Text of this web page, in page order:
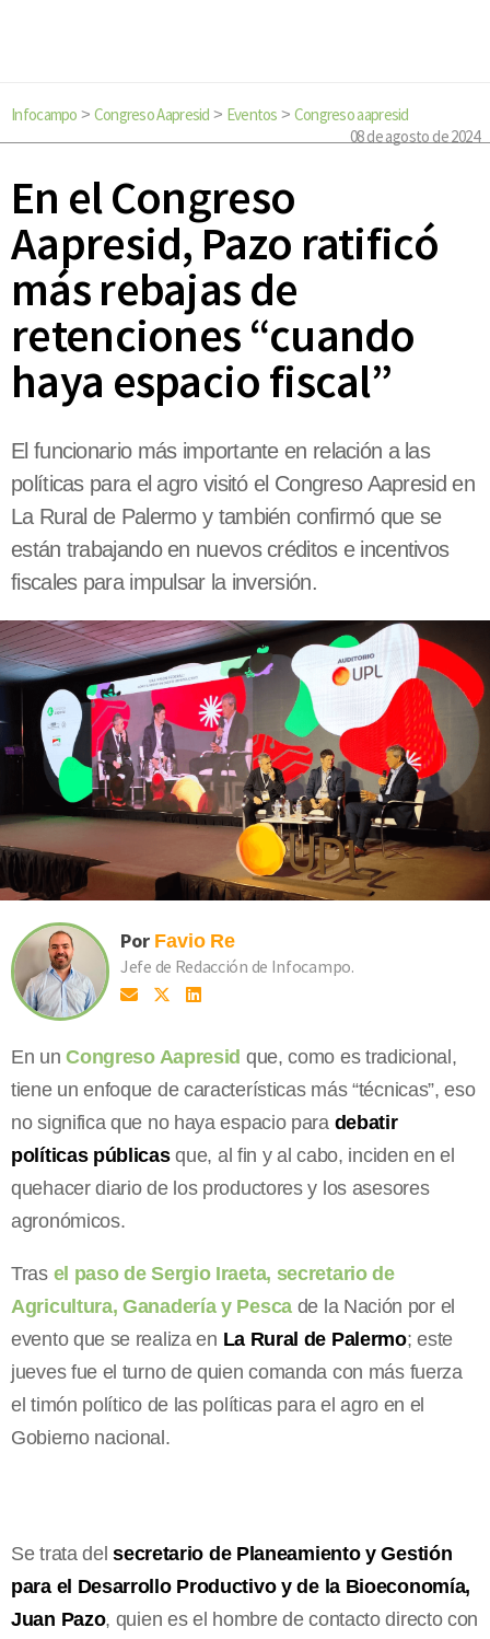
Infocampo > Congreso Aapresid > Eventos > Congreso aapresid
08 de agosto de 2024
En el Congreso
Aapresid, Pazo ratificó
más rebajas de
retenciones “cuando
haya espacio fiscal”
El funcionario más importante en relación a las
políticas para el agro visitó el Congreso Aapresid en
La Rural de Palermo y también confirmó que se
están trabajando en nuevos créditos e incentivos
fiscales para impulsar la inversión.
Por Favio Re
Jefe de Redacción de Infocampo.
En unCongreso Aapresid que, como es tradicional,
tiene un enfoque de características más “técnicas”, eso
no significa que no haya espacio para debatir
políticas públicasque, al fin y al cabo, inciden en el
quehacer diario de los productores y los asesores
agronómicos.
Tras el paso de Sergio Iraeta, secretario de
Agricultura, Ganadería y Pesca de la Nación por el
evento que se realiza en La Rural de Palermo; este
jueves fue el turno de quien comanda con más fuerza
el timón político de las políticas para el agro en el
Gobierno nacional.
Se trata delsecretario de Planeamiento y Gestión
para el Desarrollo Productivo y de la Bioeconomía,
Juan Pazo, quien es el hombre de contacto directo con